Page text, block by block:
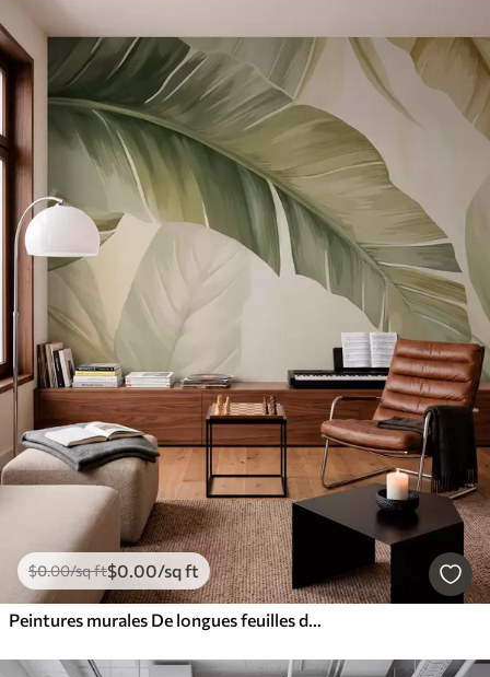
$0.00/sq ft$0.00/sq ft
Peintures murales De longues feuilles de bananier